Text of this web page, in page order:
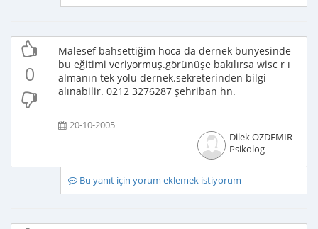
0
Malesef bahsettiğim hoca da dernek bünyesinde
bu eğitimi veriyormuş.görünüşe bakılırsa wisc r ı
almanın tek yolu dernek.sekreterinden bilgi
alınabilir. 0212 3276287 şehriban hn.
20-10-2005
Dilek ÖZDEMİR
Psikolog
Bu yanıt için yorum eklemek istiyorum